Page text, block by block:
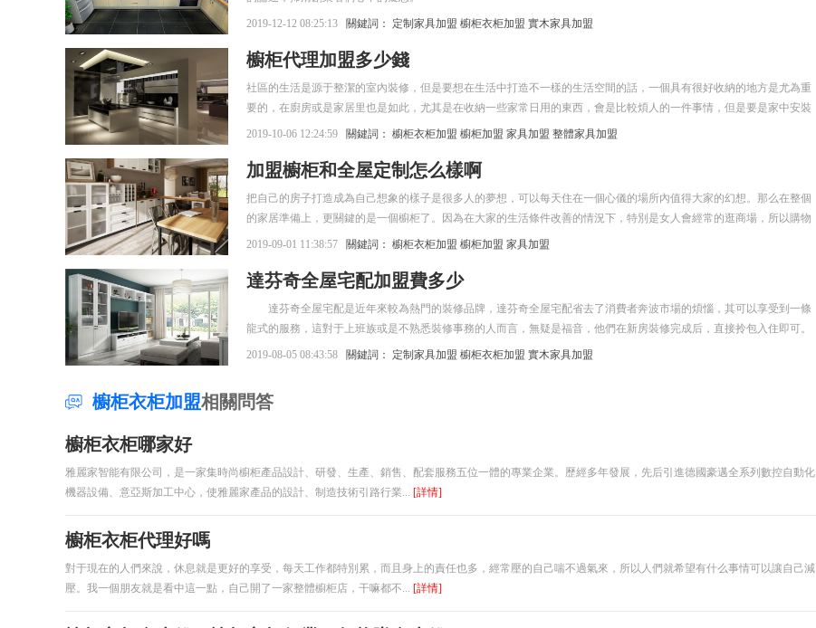
2019-12-12 08:25:13 關鍵詞： 定制家具加盟 櫥柜衣柜加盟 實木家具加盟
櫥柜代理加盟多少錢
社區的生活是源于整潔的室內裝修，但是要想在生活中打造不一樣的生活空間的話，一個具有很好收納的地方是尤為重
要的，在廚房或是家居里也是如此，尤其是在收納一些家常日用的東西，會是比較煩人的一件事情，但是要是家中安裝
一些櫥柜，就會是不一樣的了，這也是當下很多的家居都會運用的一個收納的方式，所以無論是任何的小區的居住里都
2019-10-06 12:24:59 關鍵詞： 櫥柜衣柜加盟 櫥柜加盟 家具加盟 整體家具加盟
加盟櫥柜和全屋定制怎么樣啊
把自己的房子打造成為自己想象的樣子是很多人的夢想，可以每天住在一個心儀的場所內值得大家的幻想。那么在整個
的家居準備上，更關鍵的是一個櫥柜了。因為在大家的生活條件改善的情況下，特別是女人會經常的逛商場，所以購物
就是生活中的一部分。而有個漂亮但是又可以裝很多東西的櫥柜就顯得更重要了。麗博櫥柜給大家解決了這樣的需求，
2019-09-01 11:38:57 關鍵詞： 櫥柜衣柜加盟 櫥柜加盟 家具加盟
達芬奇全屋宅配加盟費多少
達芬奇全屋宅配是近年來較為熱門的裝修品牌，達芬奇全屋宅配省去了消費者奔波市場的煩惱，其可以享受到一條
龍式的服務，這對于上班族或是不熟悉裝修事務的人而言，無疑是福音，他們在新房裝修完成后，直接拎包入住即可。
一些創業者關注到該現象后，他們就達芬奇全屋宅配加盟費多少錢的問題，向本站發起咨詢，在此，文章將圍繞該問題
配費用標準設定在10-20萬元之間，該費用在業內處于平均線位置，若同時結合品牌各項優勢來看，項目有著明顯的性
足的流動資金在手中，用于應對各種突發情況的發生。 創業者開達芬奇全屋宅配，要尋找合適的經營位置，該位置
應位于小區附近或裝飾城內，如此可增加自身的受關注度，繼而帶動門店銷售工作的開展。 創業者開達芬奇全屋宅
度。 創業者開達芬奇全屋宅配，應定期展開宣傳工作，為門店營銷創造有利條件。 達芬奇全屋宅配加盟費多少
錢的問題，經文章一番解析后，相關詳情已然浮現在文中，想必讀完本文的朋友，對其也有了進一步的認知。如果各位
2019-08-05 08:43:58 關鍵詞： 定制家具加盟 櫥柜衣柜加盟 實木家具加盟
櫥柜衣柜加盟相關問答
櫥柜衣柜哪家好
雅麗家智能有限公司，是一家集時尚櫥柜產品設計、研發、生產、銷售、配套服務五位一體的專業企業。歷經多年發展，先后引進德國豪邁全系列數控自動化
機器設備、意亞斯加工中心，使雅麗家產品的設計、制造技術引路行業... [詳情]
櫥柜衣柜代理好嗎
對于現在的人們來說，休息就是更好的享受，每天工作都特別累，而且身上的責任也多，經常壓的自己喘不過氣來，所以人們就希望有什么事情可以讓自己減
壓。我一個朋友就是看中這一點，自己開了一家整體櫥柜店，干嘛都不... [詳情]